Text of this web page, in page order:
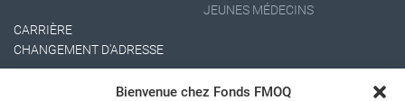
Bienvenue chez Fonds FMOQ
JEUNES MÉDECINS
CARRIÈRE
CHANGEMENT D'ADRESSE